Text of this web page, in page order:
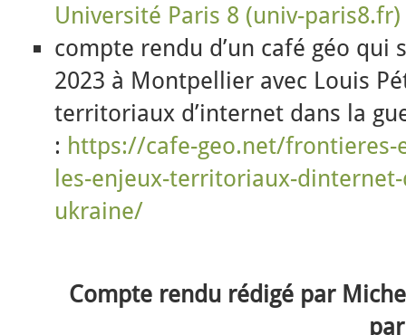
Université Paris 8 (univ-paris8.fr)
compte rendu d’un café géo qui
2023 à Montpellier avec Louis
territoriaux d’internet dans la
: https://cafe-geo.net/
les-enjeux-territoriaux-
ukraine/
Compte rendu rédigé par